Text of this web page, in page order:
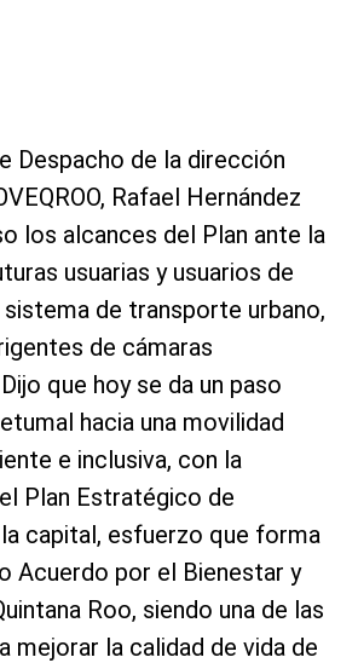
Despacho de la dirección
Rafael Hernández
los alcances del Plan ante la
usuarias y usuarios de
de transporte urbano,
de cámaras
que hoy se da un paso
hacia una movilidad
e inclusiva, con la
Plan Estratégico de
capital, esfuerzo que forma
Acuerdo por el Bienestar y
Roo, siendo una de las
mejorar la calidad de vida de